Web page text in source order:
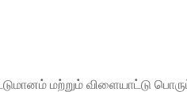
மற்றும் விளையாட்டு